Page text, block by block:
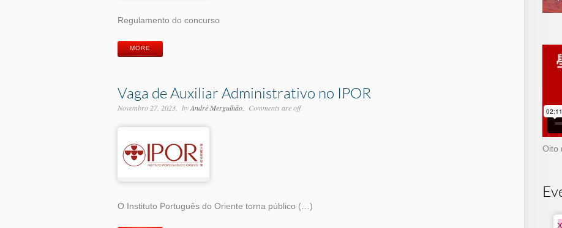
Regulamento do concurso
MORE
Vaga de Auxiliar Administrativo no IPOR
Novembro 27, 2023 byAndré Mergulhão Comments are off
O Instituto Português do Oriente torna público (…)
Oito